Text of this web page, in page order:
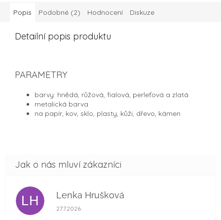
Popis Podobné (2) Hodnocení Diskuze
Detailní popis produktu
PARAMETRY
barvy: hnědá, růžová, fialová, perleťová a zlatá
metalická barva
na papír, kov, sklo, plasty, kůži, dřevo, kámen
LH Lenka Hrušková
Hodnocení obchodu je 5 z 5 hvězdiček.
27.7.2026